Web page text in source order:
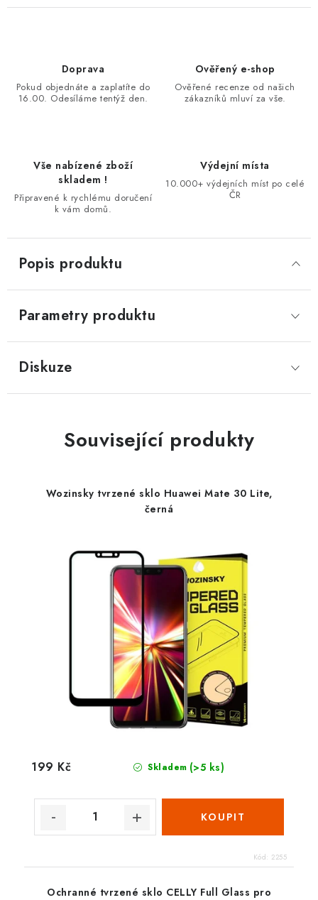
Doprava
Pokud objednáte a zaplatíte do
16.00. Odesíláme tentýž den.
Ověřený e-shop
Ověřené recenze od našich
zákazníků mluví za vše.
Vše nabízené zboží
skladem !
Připravené k rychlému doručení
k vám domů.
Výdejní místa
10.000+ výdejních míst po celé
ČR
Popis produktu
Parametry produktu
Diskuze
Související produkty
Wozinsky tvrzené sklo Huawei Mate 30 Lite,
černá
Skladem (>5 ks)
199 Kč
Kód: 2255
Ochranné tvrzené sklo CELLY Full Glass pro